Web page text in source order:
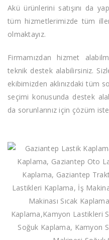
Akü ürünlerini satışını da
tüm hizmetlerimizde tüm
olmaktayız.
Firmamızdan hizmet
teknik destek alabilirsiniz.
ekibimizden aklınızdaki tüm
seçimi konusunda destek
da sorunlarınız için çözüm